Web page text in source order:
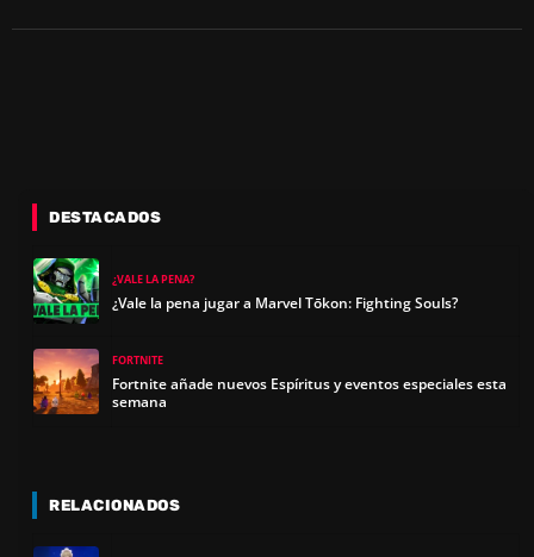
DESTACADOS
¿VALE LA PENA?
¿Vale la pena jugar a Marvel Tōkon: Fighting Souls?
FORTNITE
Fortnite añade nuevos Espíritus y eventos especiales esta
semana
RELACIONADOS